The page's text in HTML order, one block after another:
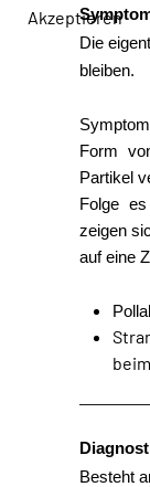
Die
bleiben.
Form
Partikel
Folge
zeigen
auf eine
Besteht
Akzeptieren